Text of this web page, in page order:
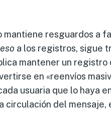
mantiene resguardos a
a los registros, sigue
mantener un
en «reenvíos
usuaria que lo haya
circulación del mensaje,